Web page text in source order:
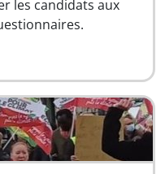
les candidats aux